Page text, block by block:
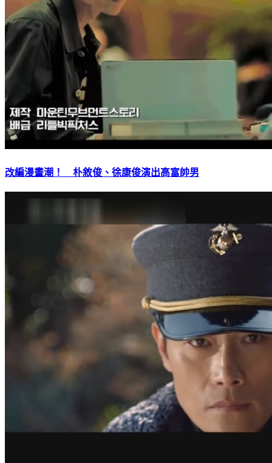
改編漫畫潮！ 朴敘俊、徐康俊演出高富帥男